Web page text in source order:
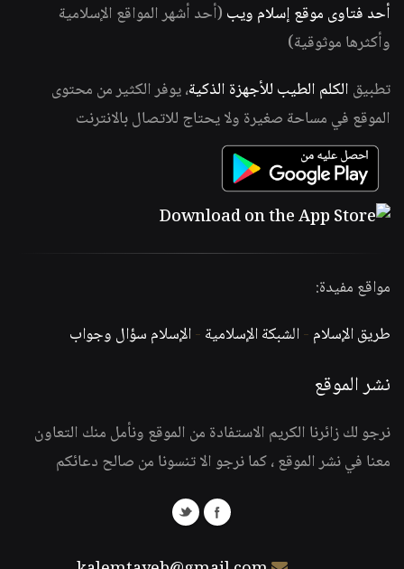
أحد فتاوى موقع إسلام ويب (أحد أشهر المواقع الإسلامية
وأكثرها موثوقية)
تطبيق الكلم الطيب للأجهزة الذكية، يوفر الكثير من محتوى
الموقع في مساحة صغيرة ولا يحتاج للاتصال بالانترنت
مواقع مفيدة:
طريق الإسلام -الشبكة الإسلامية -الإسلام سؤال وجواب
نشر الموقع
نرجو لك زائرنا الكريم الاستفادة من الموقع ونأمل منك التعاون
معنا في نشر الموقع ، كما نرجو الا تنسونا من صالح دعائكم